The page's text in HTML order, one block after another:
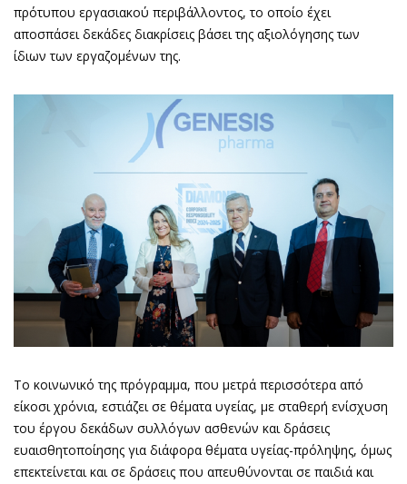
πρότυπου εργασιακού περιβάλλοντος, το οποίο έχει
αποσπάσει δεκάδες διακρίσεις βάσει της αξιολόγησης των
ίδιων των εργαζομένων της.
Το κοινωνικό της πρόγραμμα, που μετρά περισσότερα από
είκοσι χρόνια, εστιάζει σε θέματα υγείας, με σταθερή ενίσχυση
του έργου δεκάδων συλλόγων ασθενών και δράσεις
ευαισθητοποίησης για διάφορα θέματα υγείας-πρόληψης, όμως
επεκτείνεται και σε δράσεις που απευθύνονται σε παιδιά και